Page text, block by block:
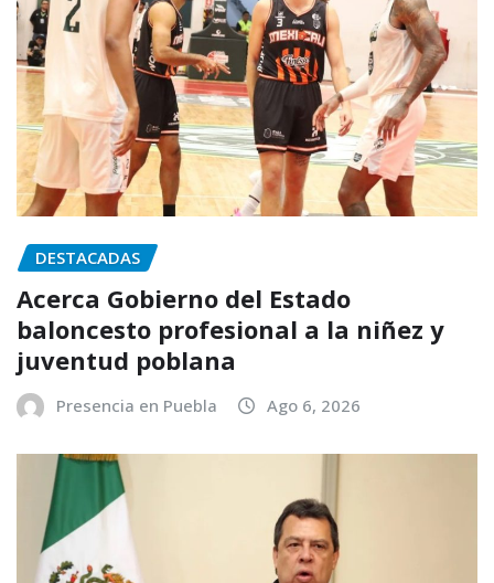
DESTACADAS
Acerca Gobierno del Estado
baloncesto profesional a la niñez y
juventud poblana
Presencia en Puebla Ago 6, 2026